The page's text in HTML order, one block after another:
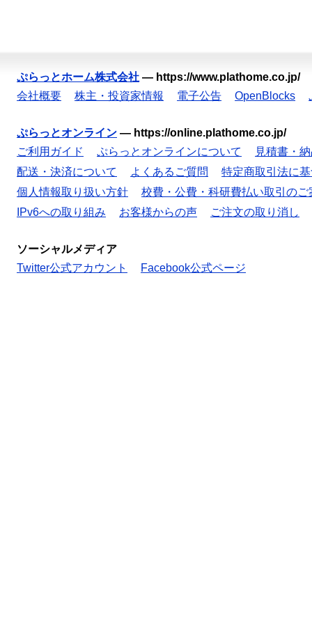
ぷらっとホーム株式会社 — https://www.plathome.co.jp/
会社概要
株主・投資家情報 電子公告 OpenBlocks
ぷらっとオンライン — https://online.plathome.co.jp/
ご利用ガイド
ぷらっとオンラインについて
見積書・
配送・決済について
よくあるご質問
特定商取引法に
個人情報取り扱い方針
校費・公費・科研費払い取引のご
IPv6への取り組み
お客様からの声 ご注文の取り消し
ソーシャルメディア
Twitter公式アカウント
Facebook公式ページ